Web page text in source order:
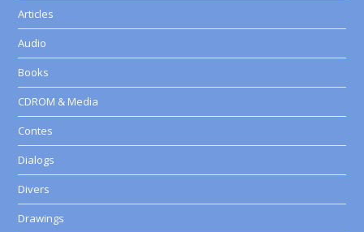
Articles
Audio
Books
CDROM & Media
Contes
Dialogs
Divers
Drawings